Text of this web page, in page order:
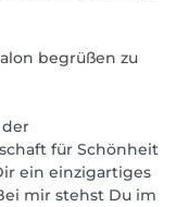
begrüßen zu
für Schönheit
ein einzigartiges
mir stehst Du im